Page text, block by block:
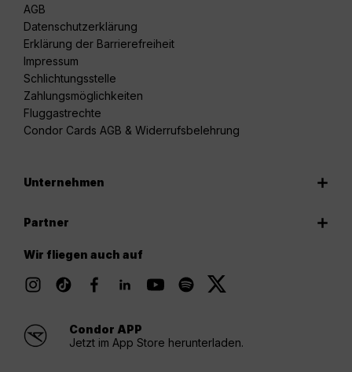
AGB
Datenschutzerklärung
Erklärung der Barrierefreiheit
Impressum
Schlichtungsstelle
Zahlungsmöglichkeiten
Fluggastrechte
Condor Cards AGB & Widerrufsbelehrung
Unternehmen
Partner
Wir fliegen auch auf
Condor APP
Jetzt im App Store herunterladen.